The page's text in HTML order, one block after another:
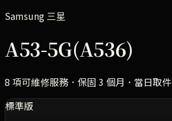
Samsung 三星
A53-5G(A536)
8 項可維修服務．保固 3 個月．當日取件
標準版